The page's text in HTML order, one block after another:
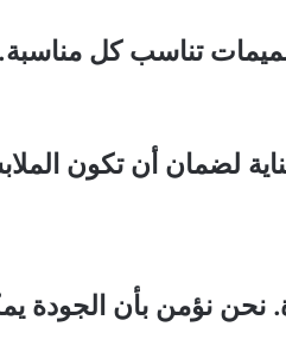
تناسب كل مناسبة.
لضمان أن تكون
نحن نؤمن بأن الجودة